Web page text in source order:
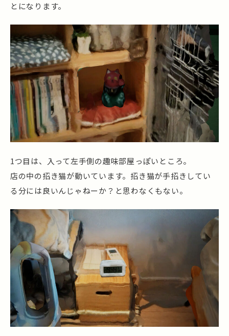
とになります。
1つ目は、入って左手側の趣味部屋っぽいところ。
店の中の招き猫が動いています。招き猫が手招きしてい
る分には良いんじゃねーか？と思わなくもない。